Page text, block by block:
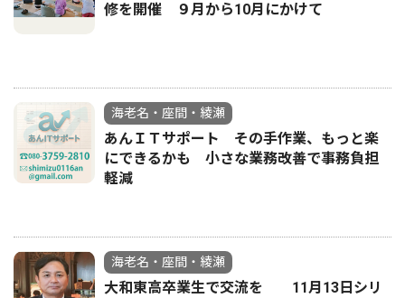
修を開催 ９月から10月にかけて
海老名・座間・綾瀬
あんＩＴサポート その手作業、もっと楽
にできるかも 小さな業務改善で事務負担
軽減
海老名・座間・綾瀬
大和東高卒業生で交流を 11月13日シリ